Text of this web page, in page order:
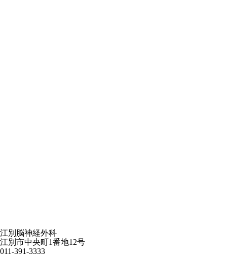
江別脳神経外科
江別市中央町1番地12号
011-391-3333